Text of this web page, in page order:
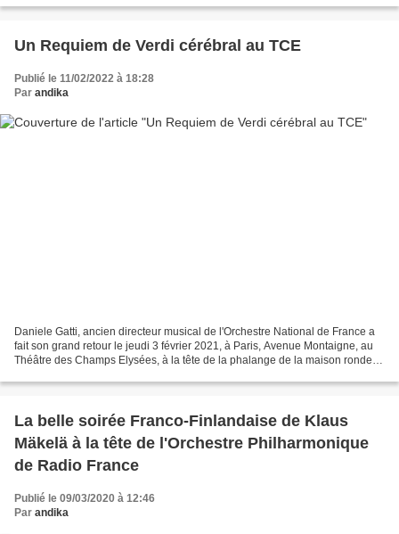
Un Requiem de Verdi cérébral au TCE
Publié le 11/02/2022 à 18:28
Par andika
Daniele Gatti, ancien directeur musical de l'Orchestre National de France a
fait son grand retour le jeudi 3 février 2021, à Paris, Avenue Montaigne, au
Théâtre des Champs Elysées, à la tête de la phalange de la maison ronde.
La belle soirée Franco-Finlandaise de Klaus
Mäkelä à la tête de l'Orchestre Philharmonique
de Radio France
Publié le 09/03/2020 à 12:46
Par andika